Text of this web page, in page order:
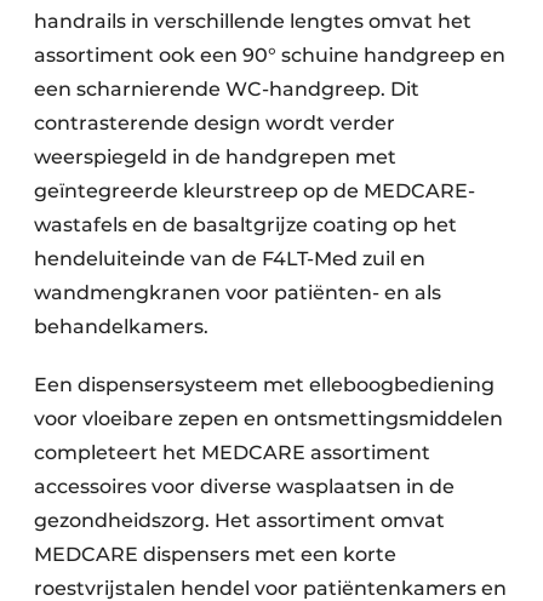
handrails in verschillende lengtes omvat het
assortiment ook een 90° schuine handgreep en
een scharnierende WC-handgreep. Dit
contrasterende design wordt verder
weerspiegeld in de handgrepen met
geïntegreerde kleurstreep op de MEDCARE-
wastafels en de basaltgrijze coating op het
hendeluiteinde van de F4LT-Med zuil en
wandmengkranen voor patiënten- en als
behandelkamers.
Een dispensersysteem met elleboogbediening
voor vloeibare zepen en ontsmettingsmiddelen
completeert het MEDCARE assortiment
accessoires voor diverse wasplaatsen in de
gezondheidszorg. Het assortiment omvat
MEDCARE dispensers met een korte
roestvrijstalen hendel voor patiëntenkamers en